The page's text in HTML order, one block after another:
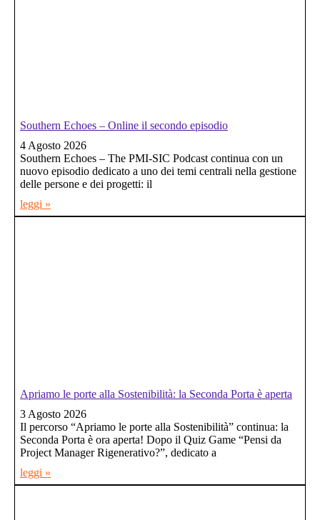
Southern Echoes – Online il secondo episodio
4 Agosto 2026
Southern Echoes – The PMI-SIC Podcast continua con un
nuovo episodio dedicato a uno dei temi centrali nella gestione
delle persone e dei progetti: il
leggi »
Apriamo le porte alla Sostenibilità: la Seconda Porta è aperta
3 Agosto 2026
Il percorso “Apriamo le porte alla Sostenibilità” continua: la
Seconda Porta è ora aperta! Dopo il Quiz Game “Pensi da
Project Manager Rigenerativo?”, dedicato a
leggi »